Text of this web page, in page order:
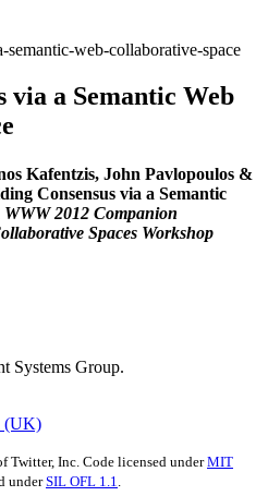
semantic-web-collaborative-space
via a Semantic Web
Kafentzis, John Pavlopoulos &
Consensus via a Semantic
WWW 2012 Companion
Spaces Workshop
Systems Group.
(UK)
Twitter, Inc. Code licensed underMIT
underSIL OFL 1.1